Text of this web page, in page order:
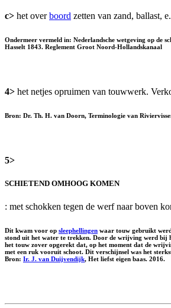
c> het overboord zetten van zand, ballast,
Ondermeer vermeld in: Nederlandsche wetgeving op de
Hasselt 1843. Reglement Groot Noord-Hollandskanaal
4> het netjes opruimen van touwwerk.
Bron: Dr. Th. H. van Doorn, Terminologie van
5>
SCHIETEND OMHOOG KOMEN
: met schokken tegen de werf naar boven
Dit kwam voor op sleephellingen waar touw gebruikt
stond uit het water te trekken. Door de wrijving werd bij
het touw zover opgerekt dat, op het moment dat de
met een ruk vooruit schoot. Dit verschijnsel was het
Bron: Ir. J. van Duijvendijk, Het liefst eigen baas. 2016.